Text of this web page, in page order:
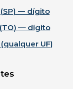
SP) — dígito
TO) — dígito
UF)